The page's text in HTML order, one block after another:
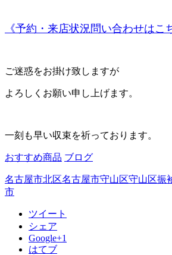
《予約・来店状況問い合わせはこ
ご迷惑をお掛け致しますが
よろしくお願い申し上げます。
一刻も早い収束を祈っております。
おすすめ商品 ブログ
名古屋市北区名古屋市守山区守山区振
市
ツイート
シェア
Google+1
はてブ